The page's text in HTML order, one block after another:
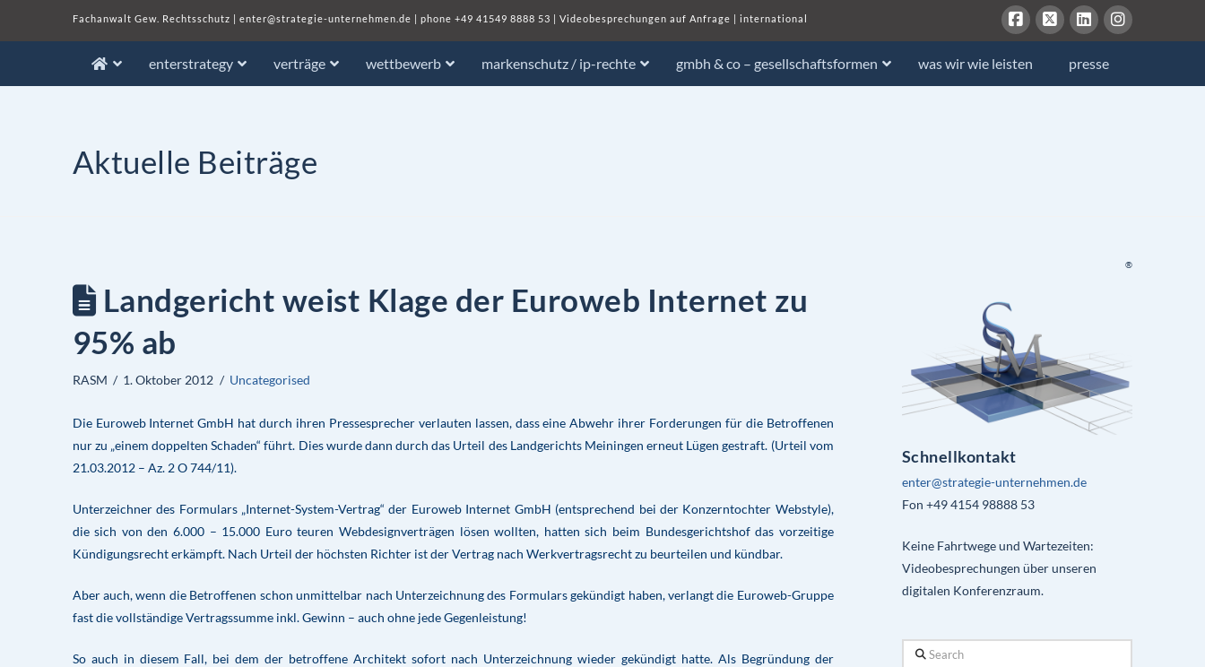
Fachanwalt Gew. Rechtsschutz | enter@strategie-unternehmen.de | phone +49 41549 8888 53 | Videobesprechungen auf Anfrage | international
enterstrategy verträge wettbewerb markenschutz / ip-rechte gmbh & co – gesellschaftsformen was wir wie leisten presse
Aktuelle Beiträge
Landgericht weist Klage der Euroweb Internet zu
95% ab
RASM 1. Oktober 2012 Uncategorised
Die Euroweb Internet GmbH hat durch ihren Pressesprecher verlauten lassen, dass eine Abwehr ihrer Forderungen für die Betroffenen
nur zu „einem doppelten Schaden“ führt. Dies wurde dann durch das Urteil des Landgerichts Meiningen erneut Lügen gestraft. (Urteil vom
21.03.2012 – Az. 2 O 744/11).
Unterzeichner des Formulars „Internet-System-Vertrag“ der Euroweb Internet GmbH (entsprechend bei der Konzerntochter Webstyle),
die sich von den 6.000 – 15.000 Euro teuren Webdesignverträgen lösen wollten, hatten sich beim Bundesgerichtshof das vorzeitige
Kündigungsrecht erkämpft. Nach Urteil der höchsten Richter ist der Vertrag nach Werkvertragsrecht zu beurteilen und kündbar.
Aber auch, wenn die Betroffenen schon unmittelbar nach Unterzeichnung des Formulars gekündigt haben, verlangt die Euroweb-Gruppe
fast die vollständige Vertragssumme inkl. Gewinn – auch ohne jede Gegenleistung!
So auch in diesem Fall, bei dem der betroffene Architekt sofort nach Unterzeichnung wieder gekündigt hatte. Als Begründung der
®
Schnellkontakt
enter@strategie-unternehmen.de
Fon +49 4154 98888 53
Keine Fahrtwege und Wartezeiten:
Videobesprechungen über unseren
digitalen Konferenzraum.
Search